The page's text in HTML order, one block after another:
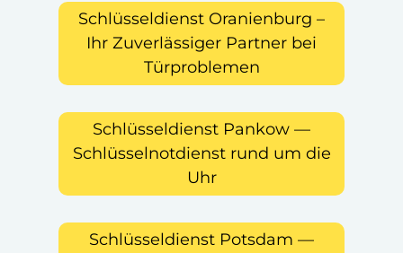
Schlüsseldienst Oranienburg –
Ihr Zuverlässiger Partner bei
Türproblemen
Schlüsseldienst Pankow —
Schlüsselnotdienst rund um die
Uhr
Schlüsseldienst Potsdam —